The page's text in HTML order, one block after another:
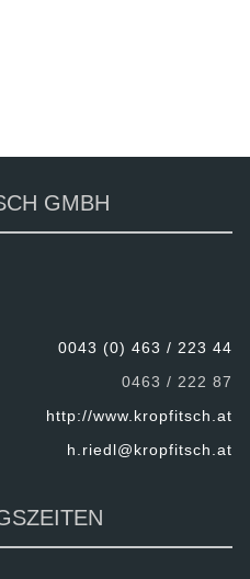
GMBH
0043 (0) 463 / 223 44
0463 / 222 87
http://www.kropfitsch.at
h.riedl@kropfitsch.at